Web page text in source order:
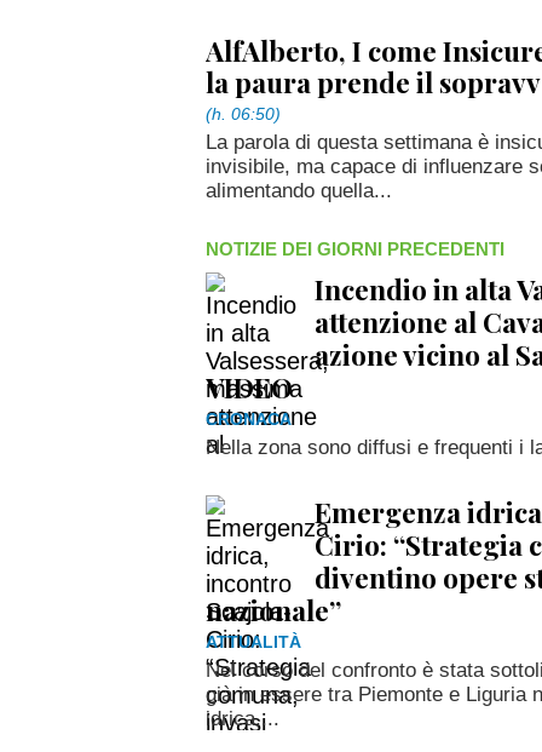
AlfAlberto, I come
la paura prende il
(h. 06:50)
La parola di questa settimana è
invisibile, ma capace di influenzare
alimentando quella...
NOTIZIE DEI GIORNI PRECEDENTI
Incendio in alta
attenzione al
azione vicino al
VIDEO
CRONACA
Nella zona sono diffusi e frequenti i
Emergenza
Cirio: “Strategia
diventino opere
nazionale”
ATTUALITÀ
Nel corso del confronto è stata
già in essere tra Piemonte e Liguria
idrica,...